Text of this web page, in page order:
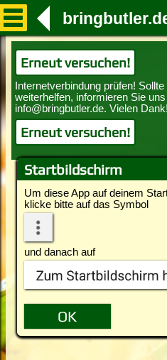
Startbildschirm
Um diese App auf deinem
klicke bitte auf das Symbol
und danach auf
Erneut versuchen!
Erneut versuchen!